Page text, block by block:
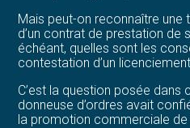
Mais peut-on reconnaître une
d’un contrat de prestation de
échéant, quelles sont les
contestation d’un
C’est la question posée
donneuse d’ordres avait
la promotion commerciale de